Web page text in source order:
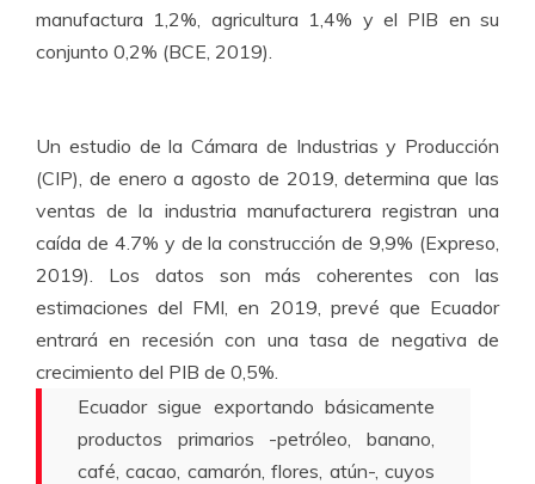
manufactura 1,2%, agricultura 1,4% y el PIB en su
conjunto 0,2% (BCE, 2019).
Un estudio de la Cámara de Industrias y Producción
(CIP), de enero a agosto de 2019, determina que las
ventas de la industria manufacturera registran una
caída de 4.7% y de la construcción de 9,9% (Expreso,
2019). Los datos son más coherentes con las
estimaciones del FMI, en 2019, prevé que Ecuador
entrará en recesión con una tasa de negativa de
crecimiento del PIB de 0,5%.
Ecuador sigue exportando básicamente
productos primarios -petróleo, banano,
café, cacao, camarón, flores, atún-, cuyos